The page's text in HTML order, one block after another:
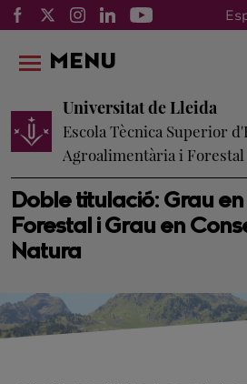
Doble titulació: Grau
Forestal i Grau en
Natura
Universitat de Lleida
Escola Tècnica Superior
Agroalimentària i
MENU